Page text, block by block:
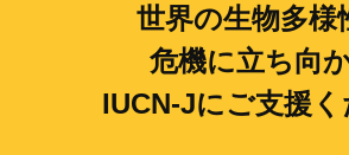
世界の生物多様
危機に立ち向
IUCN-Jにご支援